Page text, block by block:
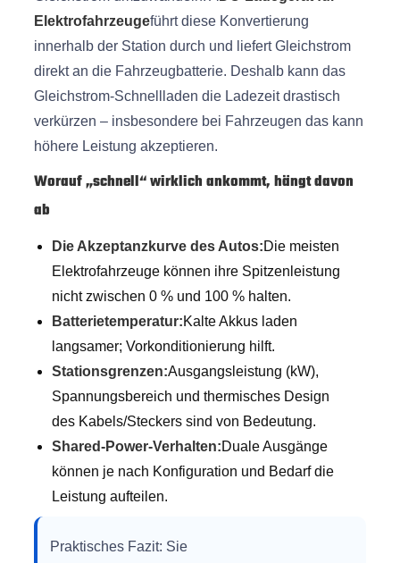
Elektrofahrzeugeführt diese Konvertierung
innerhalb der Station durch und liefert Gleichstrom
direkt an die Fahrzeugbatterie. Deshalb kann das
Gleichstrom-Schnellladen die Ladezeit drastisch
verkürzen – insbesondere bei Fahrzeugen das kann
höhere Leistung akzeptieren.
Worauf „schnell“ wirklich ankommt, hängt davon
ab
Die Akzeptanzkurve des Autos:Die meisten
Elektrofahrzeuge können ihre Spitzenleistung
nicht zwischen 0 % und 100 % halten.
Batterietemperatur:Kalte Akkus laden
langsamer; Vorkonditionierung hilft.
Stationsgrenzen:Ausgangsleistung (kW),
Spannungsbereich und thermisches Design
des Kabels/Steckers sind von Bedeutung.
Shared-Power-Verhalten:Duale Ausgänge
können je nach Konfiguration und Bedarf die
Leistung aufteilen.
Praktisches Fazit: Sie